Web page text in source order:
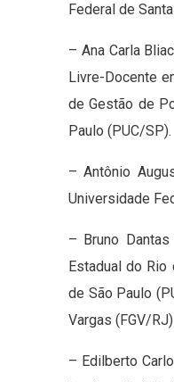
Federal de
– Ana Carla
Livre-Docente
de Gestão de
Paulo (PUC/SP).
– Antônio
Universidade
– Bruno
Estadual do
de São Paulo
Vargas (FGV/
– Edilberto